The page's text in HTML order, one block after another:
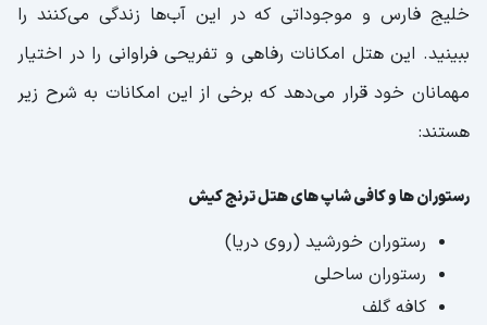
خلیج فارس و موجوداتی که در این آب‌ها زندگی می‌کنند را
ببینید. این هتل امکانات رفاهی و تفریحی فراوانی را در اختیار
مهمانان خود قرار می‌دهد که برخی از این امکانات به شرح زیر
هستند:
رستوران ‌ها و کافی شاپ ‌های هتل ترنج کیش
رستوران خورشید (روی دریا)
رستوران ساحلی
کافه گلف